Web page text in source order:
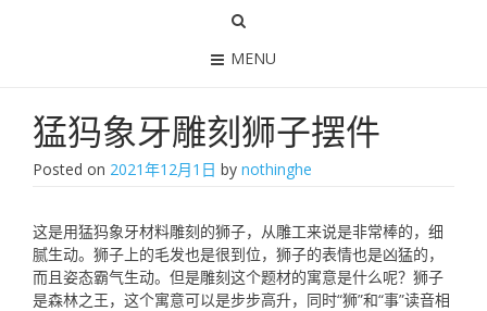
MENU
猛犸象牙雕刻狮子摆件
Posted on 2021年12月1日 by nothinghe
这是用猛犸象牙材料雕刻的狮子，从雕工来说是非常棒的，细
腻生动。狮子上的毛发也是很到位，狮子的表情也是凶猛的，
而且姿态霸气生动。但是雕刻这个题材的寓意是什么呢？狮子
是森林之王，这个寓意可以是步步高升，同时“狮”和“事”读音相